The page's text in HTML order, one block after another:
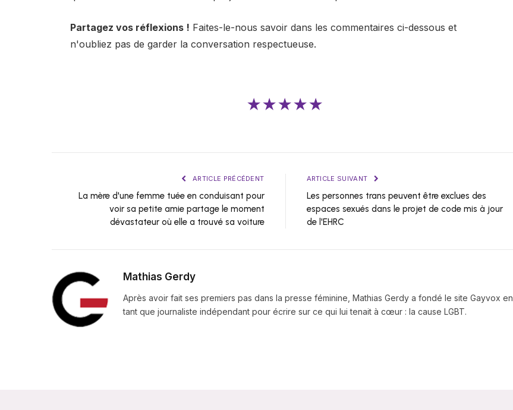
Partagez vos réflexions ! Faites-le-nous savoir dans les commentaires ci-dessous et
n'oubliez pas de garder la conversation respectueuse.
★★★★★
ARTICLE PRÉCÉDENT
La mère d'une femme tuée en conduisant pour
voir sa petite amie partage le moment
dévastateur où elle a trouvé sa voiture
ARTICLE SUIVANT
Les personnes trans peuvent être exclues des
espaces sexués dans le projet de code mis à jour
de l'EHRC
Mathias Gerdy
Après avoir fait ses premiers pas dans la presse féminine, Mathias Gerdy a fondé le site Gayvox en
tant que journaliste indépendant pour écrire sur ce qui lui tenait à cœur : la cause LGBT.